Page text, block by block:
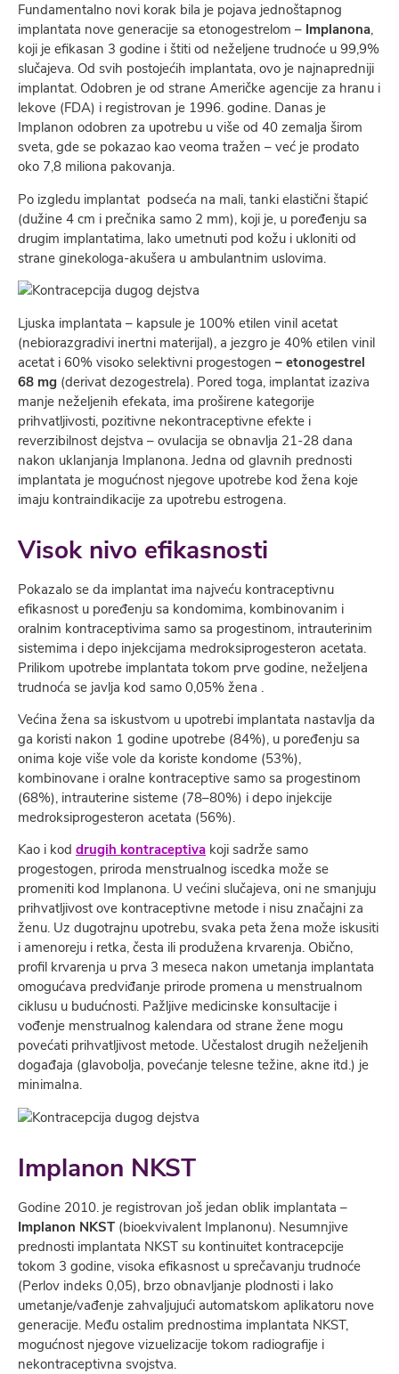
Fundamentalno novi korak bila je pojava jednoštapnog
implantata nove generacije sa etonogestrelom – Implanona,
koji je efikasan 3 godine i štiti od neželjene trudnoće u 99,9%
slučajeva. Od svih postojećih implantata, ovo je najnapredniji
implantat. Odobren je od strane Američke agencije za hranu i
lekove (FDA) i registrovan je 1996. godine. Danas je
Implanon odobren za upotrebu u više od 40 zemalja širom
sveta, gde se pokazao kao veoma tražen – već je prodato
oko 7,8 miliona pakovanja.
Po izgledu implantat podseća na mali, tanki elastični štapić
(dužine 4 cm i prečnika samo 2 mm), koji je, u poređenju sa
drugim implantatima, lako umetnuti pod kožu i ukloniti od
strane ginekologa-akušera u ambulantnim uslovima.
Ljuska implantata – kapsule je 100% etilen vinil acetat
(nebiorazgradivi inertni materijal), a jezgro je 40% etilen vinil
acetat i 60% visoko selektivni progestogen – etonogestrel
68 mg (derivat dezogestrela). Pored toga, implantat izaziva
manje neželjenih efekata, ima proširene kategorije
prihvatljivosti, pozitivne nekontraceptivne efekte i
reverzibilnost dejstva – ovulacija se obnavlja 21-28 dana
nakon uklanjanja Implanona. Jedna od glavnih prednosti
implantata je mogućnost njegove upotrebe kod žena koje
imaju kontraindikacije za upotrebu estrogena.
Visok nivo efikasnosti
Pokazalo se da implantat ima najveću kontraceptivnu
efikasnost u poređenju sa kondomima, kombinovanim i
oralnim kontraceptivima samo sa progestinom, intrauterinim
sistemima i depo injekcijama medroksiprogesteron acetata.
Prilikom upotrebe implantata tokom prve godine, neželjena
trudnoća se javlja kod samo 0,05% žena .
Većina žena sa iskustvom u upotrebi implantata nastavlja da
ga koristi nakon 1 godine upotrebe (84%), u poređenju sa
onima koje više vole da koriste kondome (53%),
kombinovane i oralne kontraceptive samo sa progestinom
(68%), intrauterine sisteme (78–80%) i depo injekcije
medroksiprogesteron acetata (56%).
Kao i kod drugih kontraceptiva koji sadrže samo
progestogen, priroda menstrualnog iscedka može se
promeniti kod Implanona. U većini slučajeva, oni ne smanjuju
prihvatljivost ove kontraceptivne metode i nisu značajni za
ženu. Uz dugotrajnu upotrebu, svaka peta žena može iskusiti
i amenoreju i retka, česta ili produžena krvarenja. Obično,
profil krvarenja u prva 3 meseca nakon umetanja implantata
omogućava predviđanje prirode promena u menstrualnom
ciklusu u budućnosti. Pažljive medicinske konsultacije i
vođenje menstrualnog kalendara od strane žene mogu
povećati prihvatljivost metode. Učestalost drugih neželjenih
događaja (glavobolja, povećanje telesne težine, akne itd.) je
minimalna.
Implanon NKST
Godine 2010. je registrovan još jedan oblik implantata –
Implanon NKST (bioekvivalent Implanonu). Nesumnjive
prednosti implantata NKST su kontinuitet kontracepcije
tokom 3 godine, visoka efikasnost u sprečavanju trudnoće
(Perlov indeks 0,05), brzo obnavljanje plodnosti i lako
umetanje/vađenje zahvaljujući automatskom aplikatoru nove
generacije. Među ostalim prednostima implantata NKST,
mogućnost njegove vizuelizacije tokom radiografije i
nekontraceptivna svojstva.